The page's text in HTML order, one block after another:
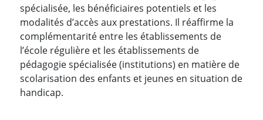
spécialisée, les bénéficiaires potentiels et les
modalités d’accès aux prestations. Il réaffirme la
complémentarité entre les établissements de
l’école régulière et les établissements de
pédagogie spécialisée (institutions) en matière de
scolarisation des enfants et jeunes en situation de
handicap.